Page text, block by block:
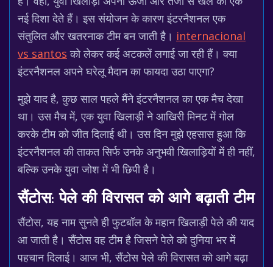
नई दिशा देते हैं। इस संयोजन के कारण इंटरनैशनल एक
संतुलित और खतरनाक टीम बन जाती है। internacional
vs santos को लेकर कई अटकलें लगाई जा रही हैं। क्या
इंटरनैशनल अपने घरेलू मैदान का फायदा उठा पाएगा?
मुझे याद है, कुछ साल पहले मैंने इंटरनैशनल का एक मैच देखा
था। उस मैच में, एक युवा खिलाड़ी ने आखिरी मिनट में गोल
करके टीम को जीत दिलाई थी। उस दिन मुझे एहसास हुआ कि
इंटरनैशनल की ताकत सिर्फ उनके अनुभवी खिलाड़ियों में ही नहीं,
बल्कि उनके युवा जोश में भी छिपी है।
सैंटोस: पेले की विरासत को आगे बढ़ाती टीम
सैंटोस, यह नाम सुनते ही फुटबॉल के महान खिलाड़ी पेले की याद
आ जाती है। सैंटोस वह टीम है जिसने पेले को दुनिया भर में
पहचान दिलाई। आज भी, सैंटोस पेले की विरासत को आगे बढ़ा